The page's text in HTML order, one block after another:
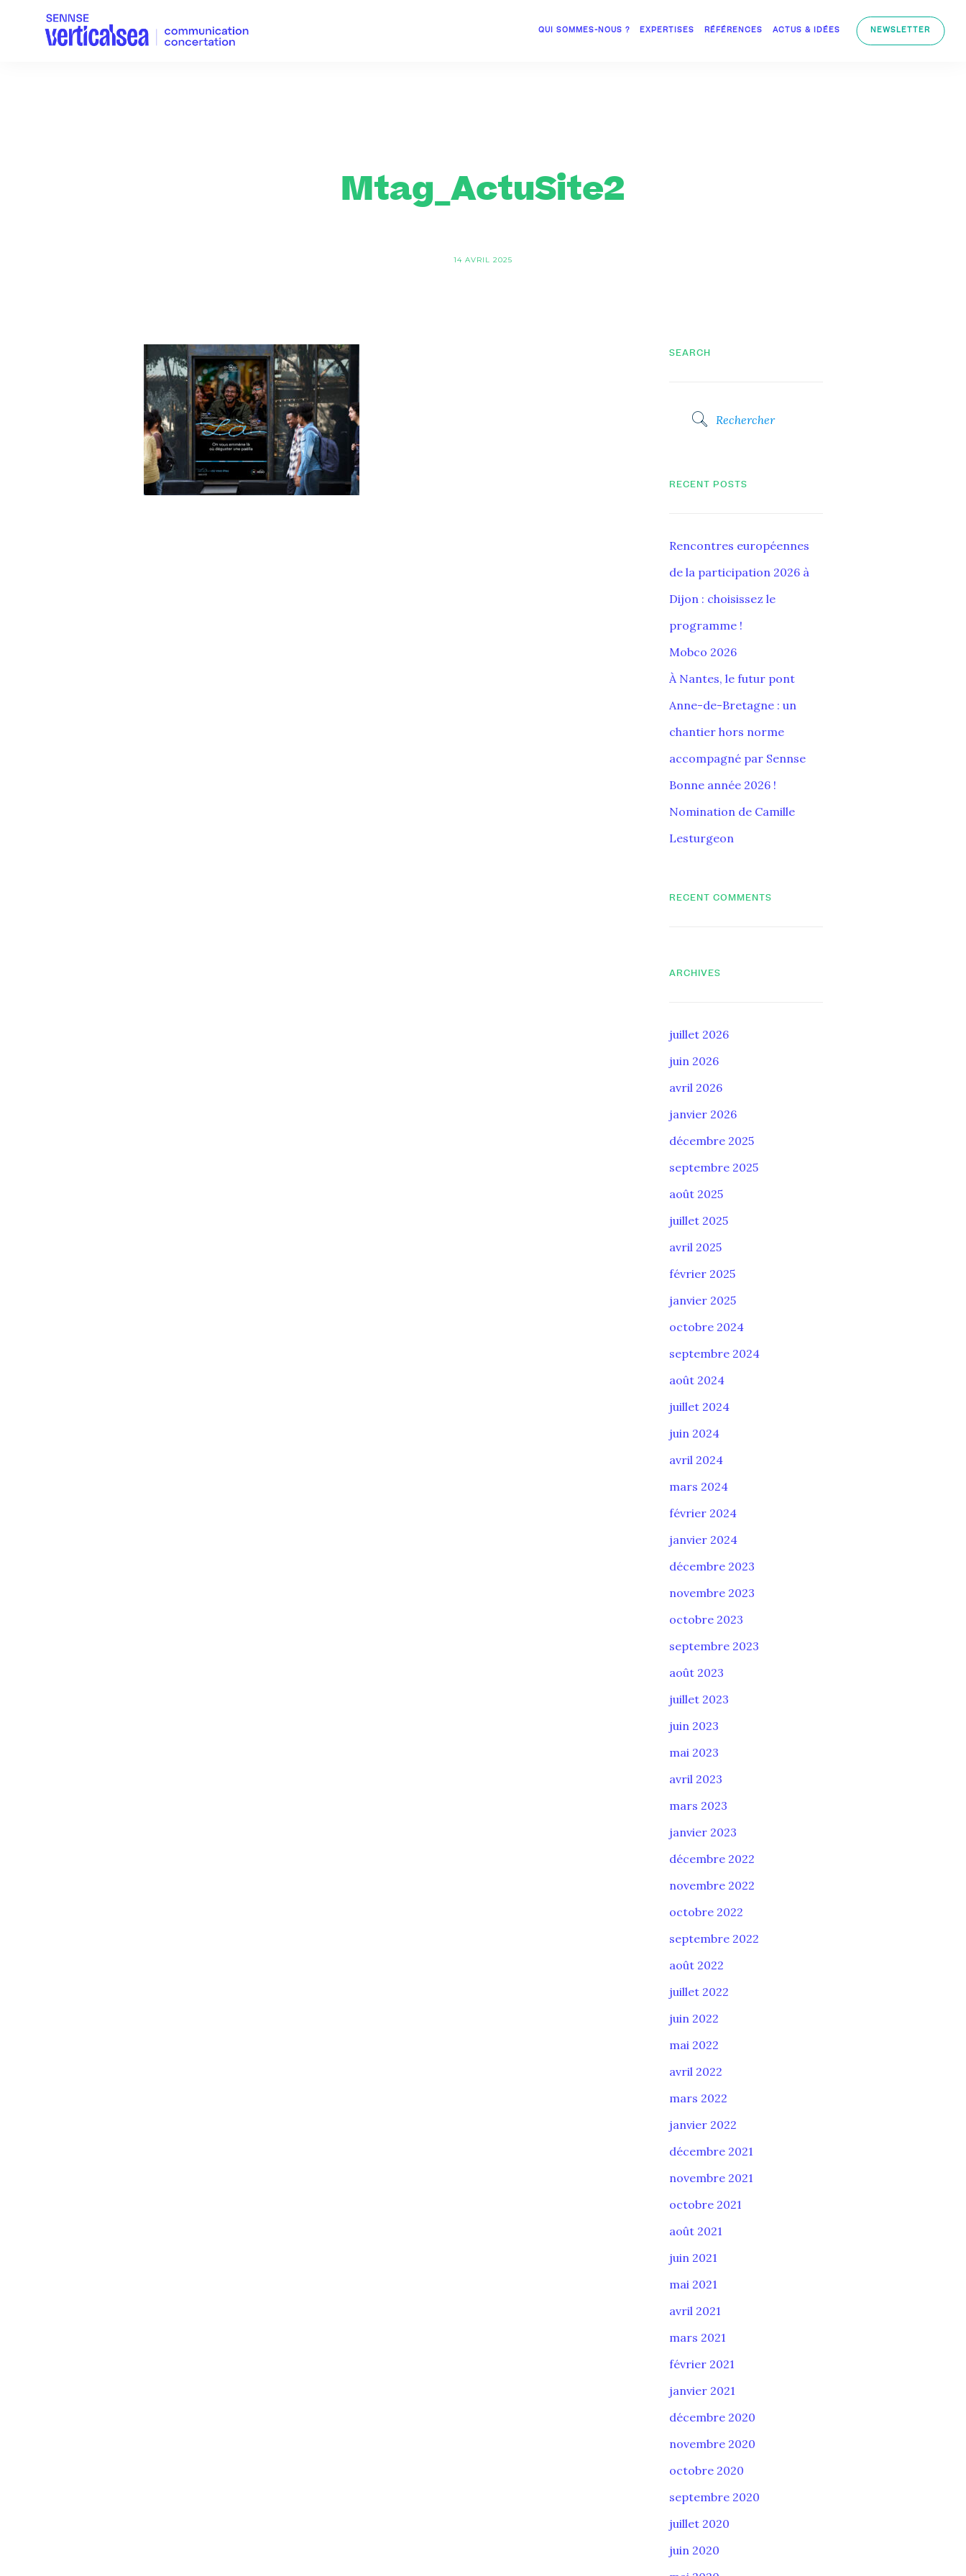
QUI SOMMES-NOUS ? EXPERTISES RÉFÉRENCES ACTUS & IDÉES NEWSLETTER
Mtag_ActuSite2
14 AVRIL 2025
SEARCH
RECENT POSTS
Rencontres européennes
de la participation 2026 à
Dijon : choisissez le
programme !
Mobco 2026
À Nantes, le futur pont
Anne-de-Bretagne : un
chantier hors norme
accompagné par Sennse
Bonne année 2026 !
Nomination de Camille
Lesturgeon
RECENT COMMENTS
ARCHIVES
juillet 2026
juin 2026
avril 2026
janvier 2026
décembre 2025
septembre 2025
août 2025
juillet 2025
avril 2025
février 2025
janvier 2025
octobre 2024
septembre 2024
août 2024
juillet 2024
juin 2024
avril 2024
mars 2024
février 2024
janvier 2024
décembre 2023
novembre 2023
octobre 2023
septembre 2023
août 2023
juillet 2023
juin 2023
mai 2023
avril 2023
mars 2023
janvier 2023
décembre 2022
novembre 2022
octobre 2022
septembre 2022
août 2022
juillet 2022
juin 2022
mai 2022
avril 2022
mars 2022
janvier 2022
décembre 2021
novembre 2021
octobre 2021
août 2021
juin 2021
mai 2021
avril 2021
mars 2021
février 2021
janvier 2021
décembre 2020
novembre 2020
octobre 2020
septembre 2020
juillet 2020
juin 2020